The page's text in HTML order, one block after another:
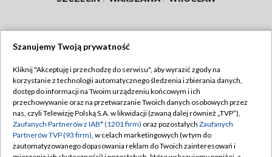
TVP
Abonament TVP
Emisja w TVP
Centrum informacji TVP
Regulamin TVP
Polityka prywatności
Moje zgody
Szanujemy Twoją prywatność
Kliknij "Akceptuję i przechodzę do serwisu", aby wyrazić zgody na
korzystanie z technologii automatycznego śledzenia i zbierania danych,
dostęp do informacji na Twoim urządzeniu końcowym i ich
przechowywanie oraz na przetwarzanie Twoich danych osobowych przez
nas, czyli Telewizję Polską S.A. w likwidacji (zwaną dalej również „TVP”),
Zaufanych Partnerów z IAB* (1201 firm) oraz pozostałych Zaufanych
Partnerów TVP (93 firm), w celach marketingowych (w tym do
zautomatyzowanego dopasowania reklam do Twoich zainteresowań i